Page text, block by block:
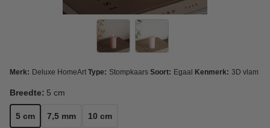
Merk: Deluxe HomeArt Type: Stompkaars Soort: Egaal Kenmerk: 3D vlam
Breedte: 5 cm
5 cm 7,5 mm 10 cm